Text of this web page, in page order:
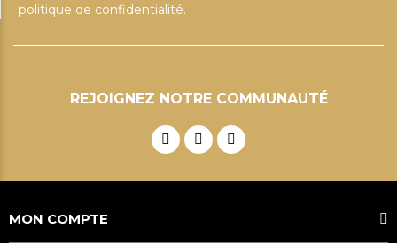
politique de confidentialité.
REJOIGNEZ NOTRE COMMUNAUTÉ
MON COMPTE